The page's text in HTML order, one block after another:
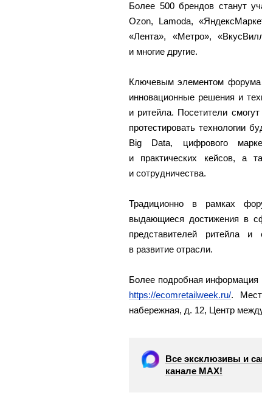
Более 500 брендов станут
Ozon, Lamoda,
«Лента», «Метро»,
и многие другие.
Ключевым элементом форума
инновационные решения и
и ритейла. Посетители
протестировать технологии
Big Data, цифрового
и практических кейсов, а
и сотрудничества.
Традиционно в рамках
выдающиеся достижения в
представителей ритейла
в развитие отрасли.
Более подробная информация
https://ecomretailweek.ru/.
набережная, д. 12, Центр
Все эксклюзивы и
канале МАХ!